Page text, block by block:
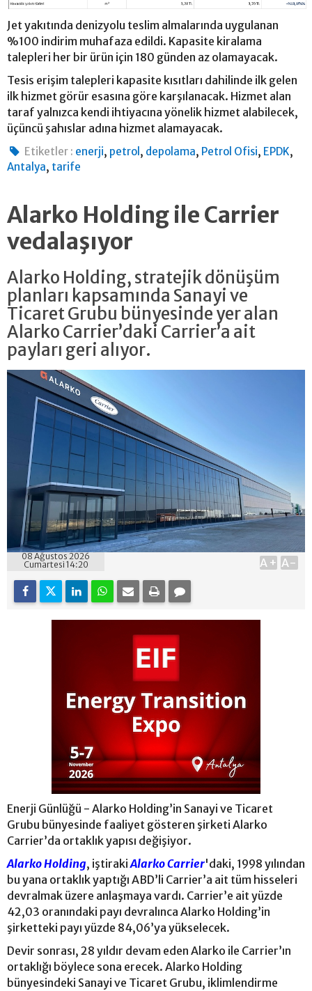
Jet yakıtında denizyolu teslim almalarında uygulanan
%100 indirim muhafaza edildi. Kapasite kiralama
talepleri her bir ürün için 180 günden az olamayacak.
Tesis erişim talepleri kapasite kısıtları dahilinde ilk gelen
ilk hizmet görür esasına göre karşılanacak. Hizmet alan
taraf yalnızca kendi ihtiyacına yönelik hizmet alabilecek,
üçüncü şahıslar adına hizmet alamayacak.
Etiketler : enerji, petrol , depolama, Petrol Ofisi, EPDK,
Antalya, tarife
Alarko Holding ile Carrier
vedalaşıyor
Alarko Holding, stratejik dönüşüm
planları kapsamında Sanayi ve
Ticaret Grubu bünyesinde yer alan
Alarko Carrier’daki Carrier’a ait
payları geri alıyor.
08 Ağustos 2026
Cumartesi 14:20
A+ A-
Enerji Günlüğü - Alarko Holding’in Sanayi ve Ticaret
Grubu bünyesinde faaliyet gösteren şirketi Alarko
Carrier’da ortaklık yapısı değişiyor.
Alarko Holding, iştirakiAlarko Carrier'daki, 1998 yılından
bu yana ortaklık yaptığı ABD’li Carrier’a ait tüm hisseleri
devralmak üzere anlaşmaya vardı. Carrier’e ait yüzde
42,03 oranındaki payı devralınca Alarko Holding’in
şirketteki payı yüzde 84,06’ya yükselecek.
Devir sonrası, 28 yıldır devam eden Alarko ile Carrier’ın
ortaklığı böylece sona erecek. Alarko Holding
bünyesindeki Sanayi ve Ticaret Grubu, iklimlendirme